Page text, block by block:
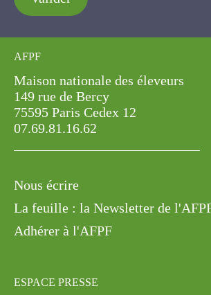
AFPF
Maison nationale des éleveurs
149 rue de Bercy
75595 Paris Cedex 12
07.69.81.16.62
Nous écrire
La feuille : la Newsletter de l'AFPF
Adhérer à l'AFPF
ESPACE PRESSE